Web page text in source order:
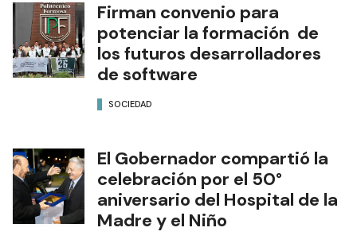
Firman convenio para
potenciar la formación de
los futuros desarrolladores
de software
SOCIEDAD
El Gobernador compartió la
celebración por el 50°
aniversario del Hospital de la
Madre y el Niño